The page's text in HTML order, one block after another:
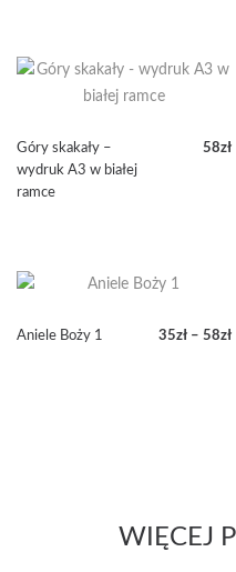
Góry skakały –
wydruk A3 w białej
ramce
58zł
Aniele Boży 1 35zł – 58zł
WIĘCEJ